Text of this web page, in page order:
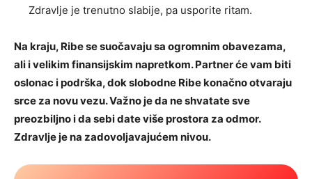
Zdravlje je trenutno slabije, pa usporite ritam.
Na kraju, Ribe se suočavaju sa ogromnim obavezama,
ali i velikim finansijskim napretkom. Partner će vam biti
oslonac i podrška, dok slobodne Ribe konačno otvaraju
srce za novu vezu. Važno je da ne shvatate sve
preozbiljno i da sebi date više prostora za odmor.
Zdravlje je na zadovoljavajućem nivou.